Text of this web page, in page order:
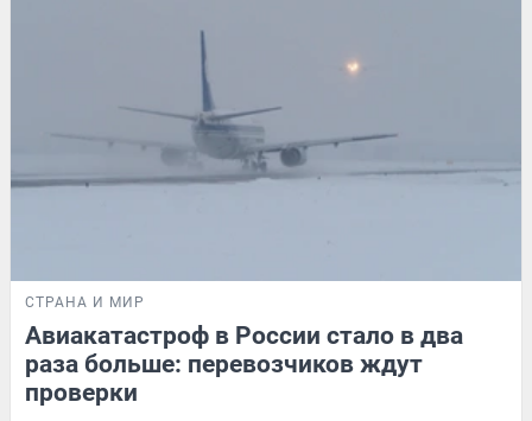
СТРАНА И МИР
Авиакатастроф в России стало в два
раза больше: перевозчиков ждут
проверки